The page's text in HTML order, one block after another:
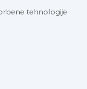
tehnologije